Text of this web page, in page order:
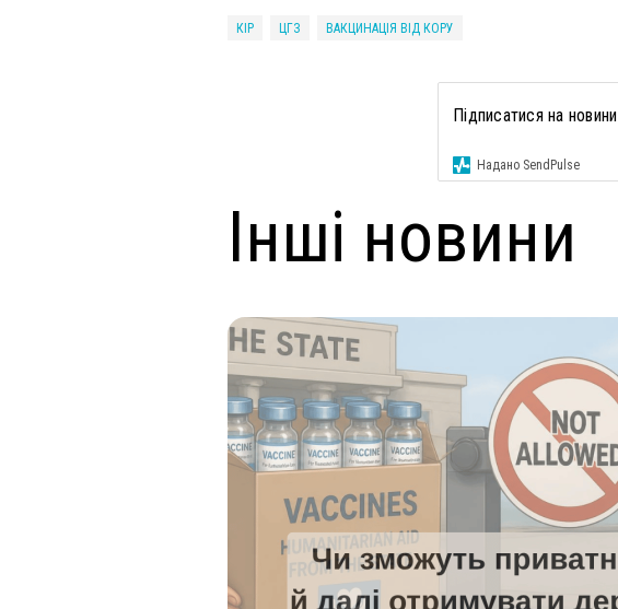
КІР ЦГЗ ВАКЦИНАЦІЯ ВІД КОРУ
Підписатися на новини
Надано SendPulse
Інші новини